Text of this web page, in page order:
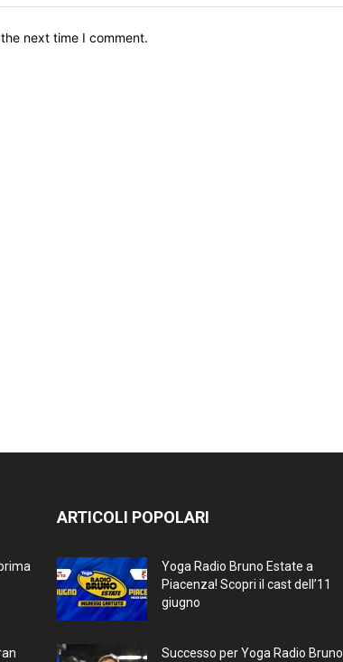
next time I comment.
ARTICOLI POPOLARI
Yoga Radio Bruno Estate a
Piacenza! Scopri il cast dell’11
giugno
Successo per Yoga Radio Bruno